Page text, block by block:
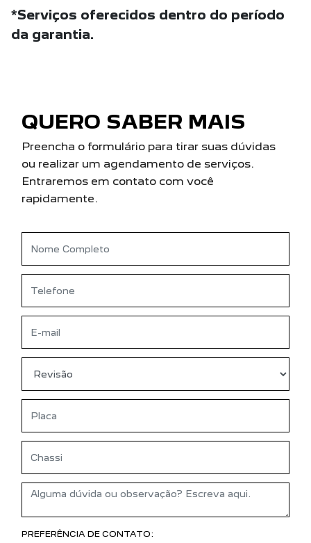
*Serviços oferecidos dentro do período
da garantia.
QUERO SABER MAIS
Preencha o formulário para tirar suas dúvidas
ou realizar um agendamento de serviços.
Entraremos em contato com você
rapidamente.
PREFERÊNCIA DE CONTATO: